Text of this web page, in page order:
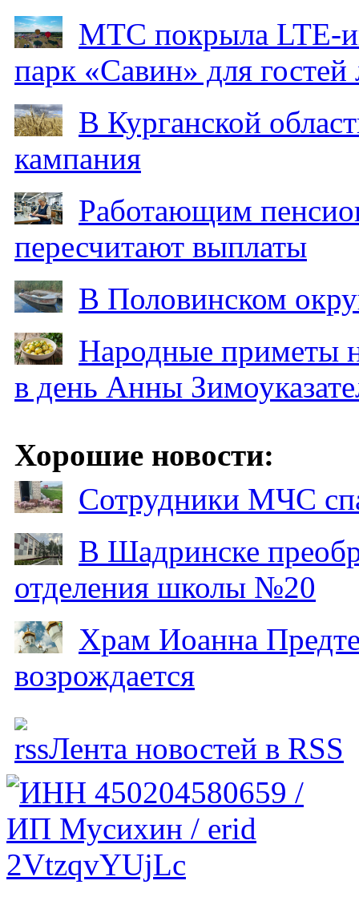
МТС покрыла LTE-
парк «Савин» для гостей
В Курганской
кампания
Работающим
пересчитают выплаты
В Половинском
Народные приметы
в день Анны
Хорошие новости:
Сотрудники МЧС
В Шадринске
отделения школы №20
Храм Иоанна
возрождается
Лента новостей в RSS